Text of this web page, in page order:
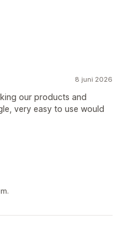
8 juni 2026
our products and
very easy to use would